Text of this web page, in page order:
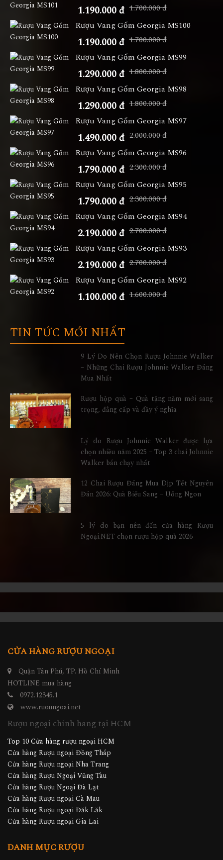
1.190.000 đ 1.700.000 đ
Rượu Vang Gốm Georgia MS100
1.190.000 đ 1.700.000 đ
Rượu Vang Gốm Georgia MS99
1.290.000 đ 1.800.000 đ
Rượu Vang Gốm Georgia MS98
1.290.000 đ 1.800.000 đ
Rượu Vang Gốm Georgia MS97
1.490.000 đ 2.000.000 đ
Rượu Vang Gốm Georgia MS96
1.790.000 đ 2.300.000 đ
Rượu Vang Gốm Georgia MS95
1.790.000 đ 2.300.000 đ
Rượu Vang Gốm Georgia MS94
2.190.000 đ 2.700.000 đ
Rượu Vang Gốm Georgia MS93
2.190.000 đ 2.700.000 đ
Rượu Vang Gốm Georgia MS92
1.100.000 đ 1.600.000 đ
TIN TỨC MỚI NHẤT
9 Lý Do Nên Chọn Rượu Johnnie Walker
– Những Chai Rượu Johnnie Walker Đáng
Mua Nhất
Rượu hộp quà – Quà tặng năm mới sang
trọng, đẳng cấp và đầy ý nghĩa
Lý do Rượu Johnnie Walker được lựa
chọn nhiều năm 2025 – Top 3 chai Johnnie
Walker bán chạy nhất
12 Chai Rượu Đáng Mua Dịp Tết Nguyên
Đán 2026: Quà Biếu Sang – Uống Ngon
5 lý do bạn nên đến cửa hàng Rượu
Ngoại.NET chọn rượu hộp quà 2026
CỬA HÀNG RƯỢU NGOẠI
Quận Tân Phú, TP. Hồ Chí Minh
HOTLINE mua hàng
0972.12345.1
www.ruoungoai.net
Rượu ngoại chính hãng tại HCM
Top 10 Cửa hàng rượu ngoại HCM
Cửa hàng Rượu ngoại Đồng Tháp
Cửa hàng Rượu ngoại Nha Trang
Cửa hàng Rượu Ngoại Vũng Tàu
Cửa hàng Rượu Ngoại Đà Lạt
Cửa hàng Rượu ngoại Cà Mau
Cửa hàng Rượu ngoại Đăk Lăk
Cửa hàng Rượu ngoại Gia Lai
DANH MỤC RƯỢU